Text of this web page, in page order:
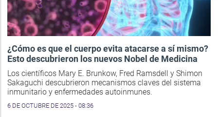
¿Cómo es que el cuerpo evita atacarse a sí mismo?
Esto descubrieron los nuevos Nobel de Medicina
Los científicos Mary E. Brunkow, Fred Ramsdell y Shimon
Sakaguchi descubrieron mecanismos claves del sistema
inmunitario y enfermedades autoinmunes.
6 DE OCTUBRE DE 2025 - 08:36